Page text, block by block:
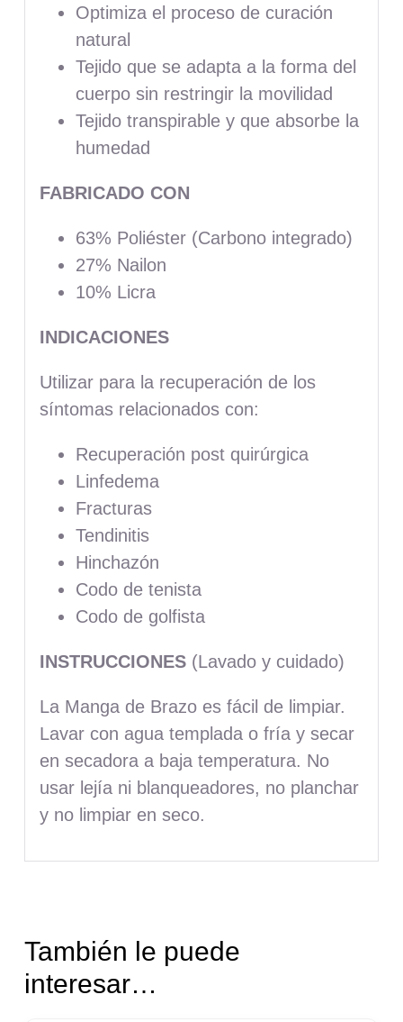
Optimiza el proceso de curación
natural
Tejido que se adapta a la forma del
cuerpo sin restringir la movilidad
Tejido transpirable y que absorbe la
humedad
FABRICADO CON
63% Poliéster (Carbono integrado)
27% Nailon
10% Licra
INDICACIONES
Utilizar para la recuperación de los
síntomas relacionados con:
Recuperación post quirúrgica
Linfedema
Fracturas
Tendinitis
Hinchazón
Codo de tenista
Codo de golfista
INSTRUCCIONES(Lavado y cuidado)
La Manga de Brazo es fácil de limpiar.
Lavar con agua templada o fría y secar
en secadora a baja temperatura. No
usar lejía ni blanqueadores, no planchar
y no limpiar en seco.
También le puede
interesar…